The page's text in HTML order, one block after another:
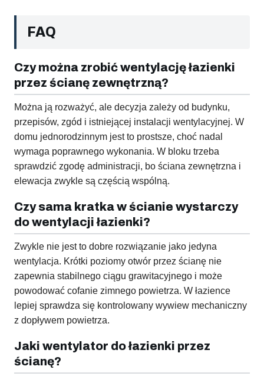
FAQ
Czy można zrobić wentylację łazienki
przez ścianę zewnętrzną?
Można ją rozważyć, ale decyzja zależy od budynku,
przepisów, zgód i istniejącej instalacji wentylacyjnej. W
domu jednorodzinnym jest to prostsze, choć nadal
wymaga poprawnego wykonania. W bloku trzeba
sprawdzić zgodę administracji, bo ściana zewnętrzna i
elewacja zwykle są częścią wspólną.
Czy sama kratka w ścianie wystarczy
do wentylacji łazienki?
Zwykle nie jest to dobre rozwiązanie jako jedyna
wentylacja. Krótki poziomy otwór przez ścianę nie
zapewnia stabilnego ciągu grawitacyjnego i może
powodować cofanie zimnego powietrza. W łazience
lepiej sprawdza się kontrolowany wywiew mechaniczny
z dopływem powietrza.
Jaki wentylator do łazienki przez
ścianę?